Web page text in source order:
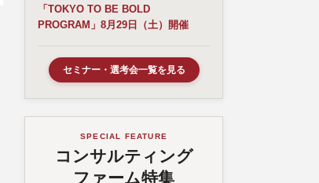
「TOKYO TO BE BOLD
PROGRAM」8月29日（土）開催
セミナー・選考会一覧を見る
SPECIAL FEATURE
コンサルティング
ファーム特集